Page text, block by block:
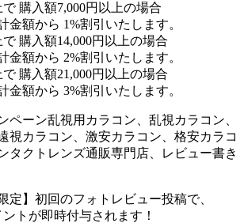
で 購入額7,000円以上の場合
金額から 1%割引いたします。
で 購入額14,000円以上の場合
金額から 2%割引いたします。
で 購入額21,000円以上の場合
金額から 3%割引いたします。
ペーン乱視用カラコン、乱視カラコン、
視カラコン、激安カラコン、格安カラコ
タクトレンズ通販専門店、レビュー書き
定】初回のフォトレビュー投稿で、
ト が即時付与されます！